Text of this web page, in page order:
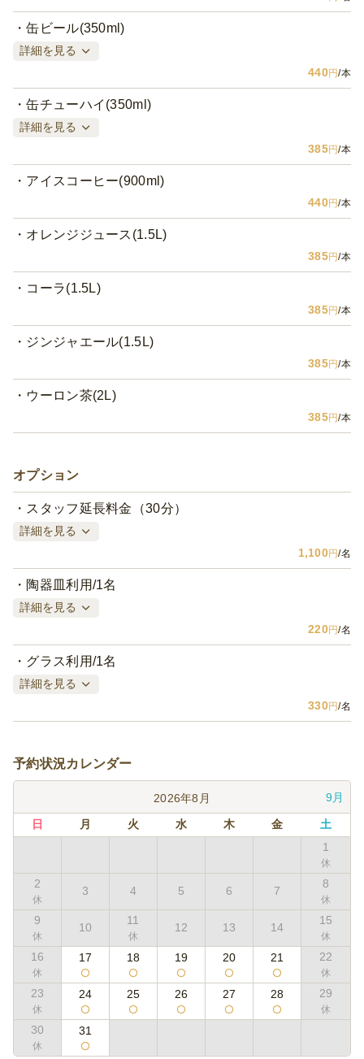
缶ビール(350ml)
詳細を見る
440円/本
缶チューハイ(350ml)
詳細を見る
385円/本
アイスコーヒー(900ml)
440円/本
オレンジジュース(1.5L)
385円/本
コーラ(1.5L)
385円/本
ジンジャエール(1.5L)
385円/本
ウーロン茶(2L)
385円/本
オプション
スタッフ延長料金（30分）
詳細を見る
1,100円/名
陶器皿利用/1名
詳細を見る
220円/名
グラス利用/1名
詳細を見る
330円/名
予約状況カレンダー
2026年8月 9月
日 月 火 水 木 金
土
1
2
3 4 5 6 7
8
9
10
11
12 13 14
15
16 17 18 19 20 21 22
23 24 25 26 27 28 29
30 31